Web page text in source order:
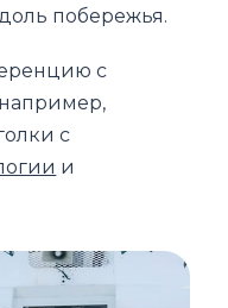
побережья.
с
с
и